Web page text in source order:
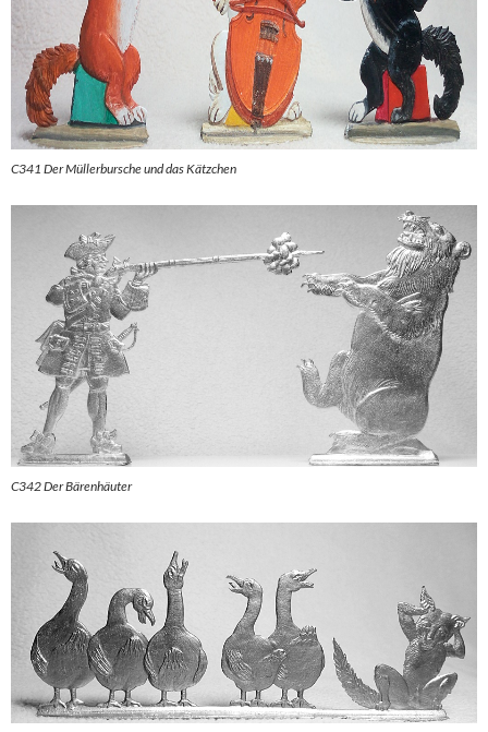
C341 Der Müllerbursche und das Kätzchen
C342 Der Bärenhäuter